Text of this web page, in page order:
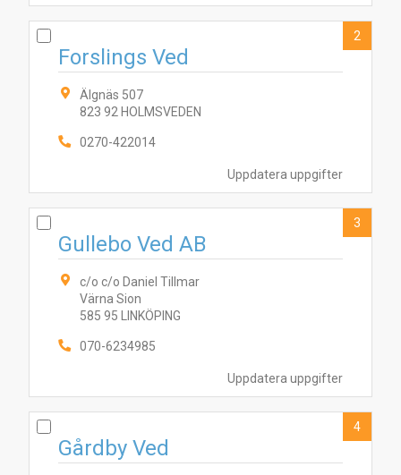
Uppdatera uppgifter
Forslings Ved
Älgnäs 507
823 92 HOLMSVEDEN
0270-422014
2
Uppdatera uppgifter
Gullebo Ved AB
c/o c/o Daniel Tillmar
Värna Sion
585 95 LINKÖPING
070-6234985
3
Gårdby Ved
4